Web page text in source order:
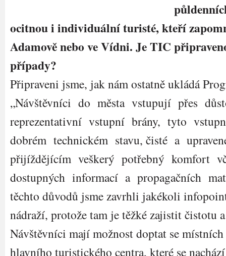
ocitnou i individuální turisté, kteří
Adamově nebo ve Vídni. Je TIC
případy?
Připraveni jsme, jak nám ostatně ukládá
„Návštěvníci do města vstupují přes
reprezentativní vstupní brány, tyto
dobrém technickém stavu, čisté a
přijíždějícím veškerý potřebný komfort
dostupných informací a propagačních
těchto důvodů jsme zavrhli jakékoli
nádraží, protože tam je těžké zajistit čistotu
Návštěvníci mají možnost doptat se
hlavního turistického centra, které se